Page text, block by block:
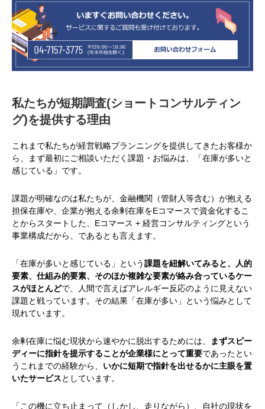
私たちが短期調査(ショートコンサルティン
グ)を提供する理由
これまで私たちが経営戦略プランニングを提供してきたお客様か
ら、まず最初にご相談いただく課題・お悩みは、「在庫が多いと
感じている」です。
課題が明確なのは私たちが、金融機関（管財人等含む）が抱える
担保在庫や、企業が抱える余剰在庫をEコマースで資金化するこ
とからスタートした、Eコマース + 経営コンサルティングという
事業構成だから、であるとも言えます。
「在庫が多いと感じている」という課題を紐解いてみると、人的
要素、仕組み的要素、そのほか複雑な要素が絡み合っているケー
スがほとんどで、人間で言えばアレルギー反応のように見えない
課題と戦っています。その結果「在庫が多い」という悩みとして
現れています。
余剰在庫に悩む現状から速やかに脱出するためには、
まずスピー
ディーに指針を提示することが企業様にとって重要であったとい
うこれまでの経験から、 いかに短期で指針を出せるかに主眼を置
いたサービスとしています。
「この機に立ち止まって（しかし、走りながら）、自社の現状を